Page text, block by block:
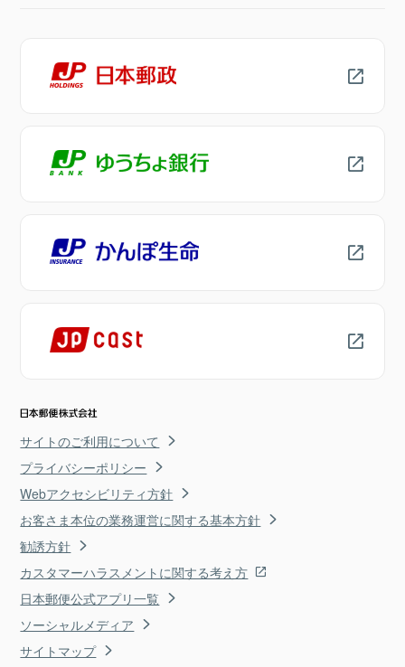
サイトのご利用について
プライバシーポリシー
Webアクセシビリティ方針
お客さま本位の業務運営に関する基本方針
勧誘方針
カスタマーハラスメントに関する考え方
日本郵便公式アプリ一覧
ソーシャルメディア
サイトマップ